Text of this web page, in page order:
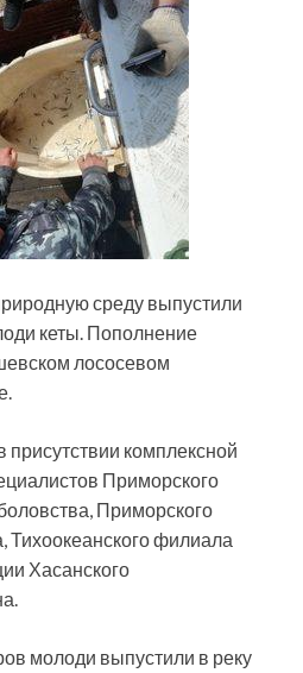
среду выпустили
кеты. Пополнение
лососевом
комплексной
Приморского
Приморского
филиала
Хасанского
молоди выпустили в реку